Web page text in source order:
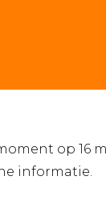
op 16
informatie.